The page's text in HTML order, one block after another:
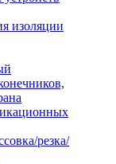
изоляции
резка/